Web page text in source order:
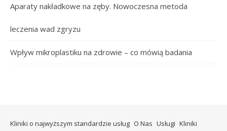
Aparaty nakładkowe na zęby. Nowoczesna metoda
leczenia wad zgryzu
Wpływ mikroplastiku na zdrowie – co mówią badania
Kliniki o najwyższym standardzie usług O Nas Usługi Kliniki